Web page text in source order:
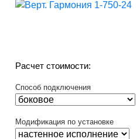
Расчет стоимости:
Способ подключения
Модификация по установке